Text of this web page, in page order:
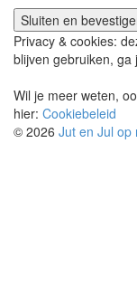
Privacy & cookies:
blijven gebruiken,
Wil je meer weten,
hier: Cookiebeleid
© 2026 Jut en Jul op